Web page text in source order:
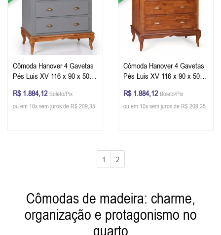
Cômoda Hanover 4 Gavetas
Pés Luis XV 116 x 90 x 50
Escuro/Imbuia Glazer
R$ 1.884,12 Boleto/Pix
ou em 10x sem juros de R$ 209,35
Cômoda Hanover 4 Gavetas
Pés Luis XV 116 x 90 x 50
Glazer
R$ 1.884,12 Boleto/Pix
ou em 10x sem juros de R$ 209,35
1 2
Cômodas de madeira: charme,
organização e protagonismo no
quarto